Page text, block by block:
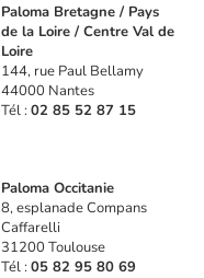
Paloma Bretagne / Pays
de la Loire / Centre Val de
Loire
144, rue Paul Bellamy
44000 Nantes
Tél : 02 85 52 87 15
Paloma Occitanie
8, esplanade Compans
Caffarelli
31200 Toulouse
Tél : 05 82 95 80 69